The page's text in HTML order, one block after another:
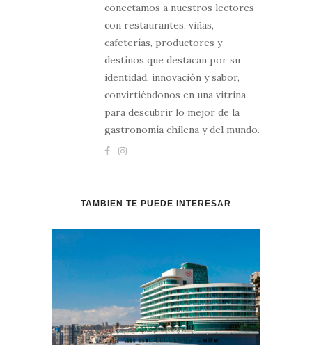
conectamos a nuestros lectores
con restaurantes, viñas,
cafeterías, productores y
destinos que destacan por su
identidad, innovación y sabor,
convirtiéndonos en una vitrina
para descubrir lo mejor de la
gastronomía chilena y del mundo.
TAMBIÉN TE PUEDE INTERESAR